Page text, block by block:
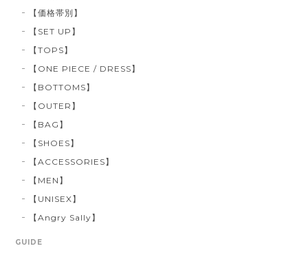
【価格帯別】
【SET UP】
【TOPS】
【ONE PIECE / DRESS】
【BOTTOMS】
【OUTER】
【BAG】
【SHOES】
【ACCESSORIES】
【MEN】
【UNISEX】
【Angry Sally】
GUIDE